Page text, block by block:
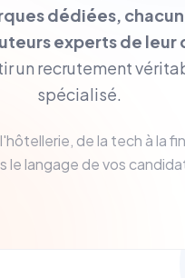
dédiées,
experts de leur
un recrutement
spécialisé.
de la tech à la
le langage de vos